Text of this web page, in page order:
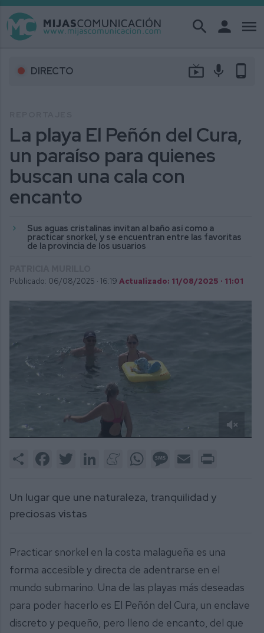
search person menu
DIRECTO live_tv mic phone_android
La playa El Peñón del Cura,
un paraíso para quienes
buscan una cala con
encanto
Sus aguas cristalinas invitan al baño así como a
practicar snorkel, y se encuentran entre las favoritas
de la provincia de los usuarios
Publicado: 06/08/2025 · 16:19 Actualizado: 11/08/2025 · 11:01
2
Share FacebookTwitter LinkedInMeneameWhatsAppMessage
Email
Un lugar que une naturaleza, tranquilidad y
preciosas vistas
Practicar snorkel en la costa malagueña es una
forma accesible y directa de adentrarse en el
mundo submarino. Una de las playas más deseadas
para poder hacerlo es El Peñón del Cura, un enclave
discreto y pequeño, pero lleno de encanto, del que